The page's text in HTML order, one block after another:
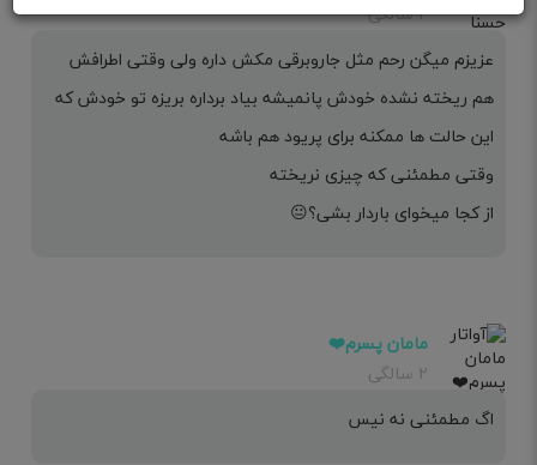
۲ سالگی
عزیزم میگن رحم مثل جاروبرقی مکش داره ولی وقتی اطرافش
هم ریخته نشده خودش پانمیشه بیاد برداره بریزه تو خودش که
این حالت ها ممکنه برای پریود هم باشه
وقتی مطمئنی که چیزی نریخته
از کجا میخوای باردار بشی؟😐
مامان پسرم❤️
۲ سالگی
اگ مطمئنی نه نیس